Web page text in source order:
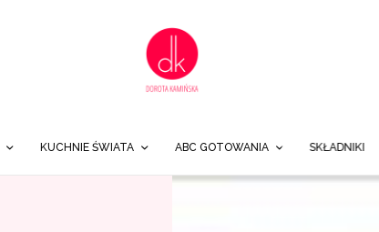
KUCHNIE ŚWIATA ABC GOTOWANIA SKŁADNIKI